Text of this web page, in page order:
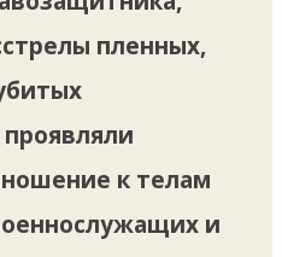
пленных,
к телам
и